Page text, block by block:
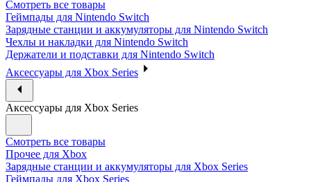
Смотреть все товары
Геймпады для Nintendo Switch
Зарядные станции и аккумуляторы для Nintendo Switch
Чехлы и накладки для Nintendo Switch
Держатели и подставки для Nintendo Switch
Аксессуары для Xbox Series
Аксессуары для Xbox Series
Смотреть все товары
Прочее для Xbox
Зарядные станции и аккумуляторы для Xbox Series
Геймпады для Xbox Series